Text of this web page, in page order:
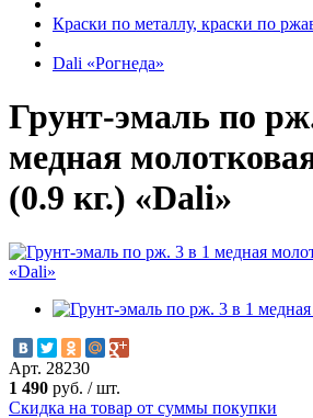
Краски по металлу, краски по
Dali «Рогнеда»
Грунт-эмаль по
медная
(0.9 кг.) «Dali»
Арт. 28230
1 490 руб. /шт.
Скидка на товар от суммы покупки